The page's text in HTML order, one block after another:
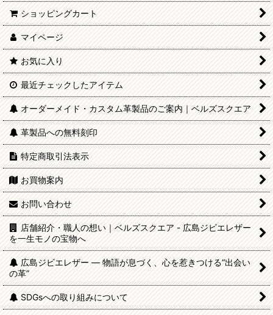
ショッピングカート
マイページ
お気に入り
最近チェックしたアイテム
オーダーメイド・カスタム革製品のご案内｜ベルズスクエア
革製品への無料刻印
特定商取引法表示
お買物案内
お問い合わせ
店舗紹介・職人の想い｜ベルズスクエア - 広島ジビエレザー
を一生モノの宝物へ
広島ジビエレザー — 物語が息づく、心を惹きつける“出会い
の革”
SDGsへの取り組みについて